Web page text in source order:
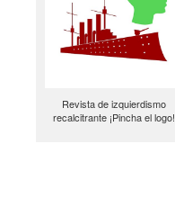
Revista de izquierdismo
recalcitrante ¡Pincha el logo!